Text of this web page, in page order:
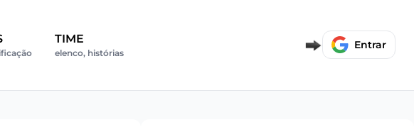
TIME
elenco, histórias
Entrar